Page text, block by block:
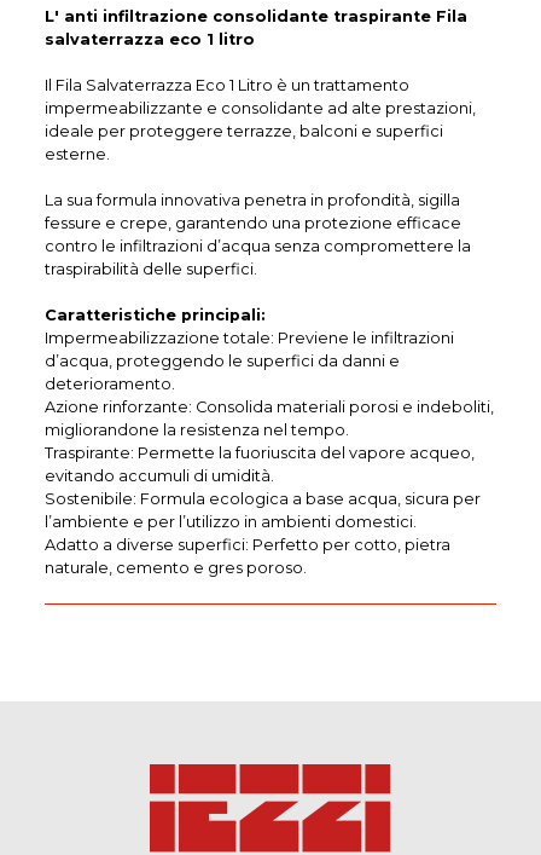
L' anti infiltrazione consolidante traspirante Fila
salvaterrazza eco 1 litro
Il Fila Salvaterrazza Eco 1 Litro è un trattamento
impermeabilizzante e consolidante ad alte prestazioni,
ideale per proteggere terrazze, balconi e superfici
esterne.
La sua formula innovativa penetra in profondità, sigilla
fessure e crepe, garantendo una protezione efficace
contro le infiltrazioni d’acqua senza compromettere la
traspirabilità delle superfici.
Caratteristiche principali:
Impermeabilizzazione totale: Previene le infiltrazioni
d’acqua, proteggendo le superfici da danni e
deterioramento.
Azione rinforzante: Consolida materiali porosi e indeboliti,
migliorandone la resistenza nel tempo.
Traspirante: Permette la fuoriuscita del vapore acqueo,
evitando accumuli di umidità.
Sostenibile: Formula ecologica a base acqua, sicura per
l’ambiente e per l’utilizzo in ambienti domestici.
Adatto a diverse superfici: Perfetto per cotto, pietra
naturale, cemento e gres poroso.